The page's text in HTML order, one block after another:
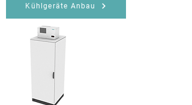
Kühlgeräte Anbau